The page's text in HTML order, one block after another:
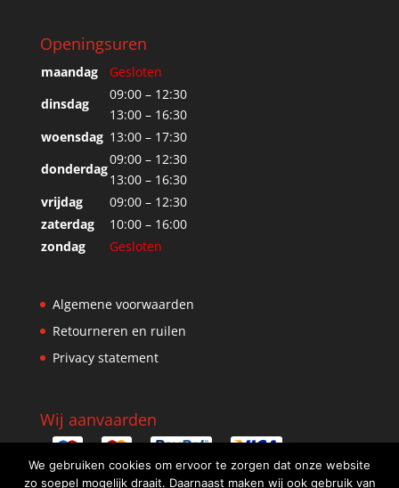
Openingsuren
maandag
Gesloten
dinsdag
09:00 – 12:30
13:00 – 16:30
woensdag 13:00 – 17:30
donderdag
09:00 – 12:30
13:00 – 16:30
vrijdag
09:00 – 12:30
zaterdag
10:00 – 16:00
zondag
Gesloten
Algemene voorwaarden
Retourneren en ruilen
Privacy statement
Wij aanvaarden
We gebruiken cookies om ervoor te zorgen dat onze website
zo soepel mogelijk draait. Daarnaast maken wij ook gebruik van